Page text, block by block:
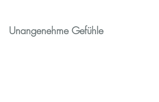
Unangenehme Gefühle